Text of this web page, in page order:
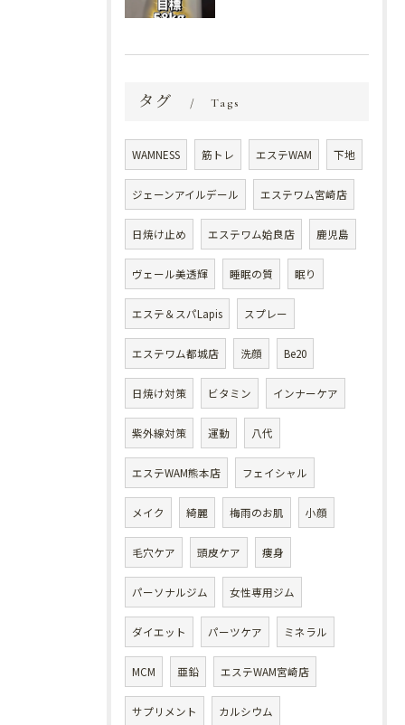
タグ Tags
WAMNESS 筋トレ エステWAM 下地
ジェーンアイルデール エステワム宮崎店
日焼け止め エステワム姶良店 鹿児島
ヴェール美透輝 睡眠の質 眠り
エステ＆スパLapis スプレー
エステワム都城店 洗顔 Be20
日焼け対策 ビタミン インナーケア
紫外線対策 運動 八代
エステWAM熊本店 フェイシャル
メイク 綺麗 梅雨のお肌 小顔
毛穴ケア 頭皮ケア 痩身
パーソナルジム 女性専用ジム
ダイエット パーツケア ミネラル
MCM 亜鉛 エステWAM宮崎店
サプリメント カルシウム